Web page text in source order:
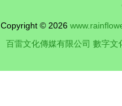
新篇章
Copyright © 2026
百雷文化傳媒有限公司 數字文